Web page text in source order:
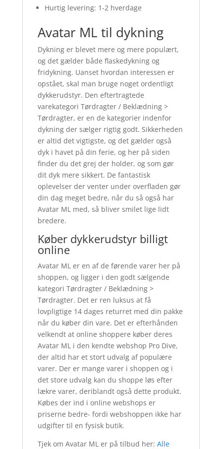
Hurtig levering: 1-2 hverdage
Avatar ML til dykning
Dykning er blevet mere og mere populært,
og det gælder både flaskedykning og
fridykning. Uanset hvordan interessen er
opstået, skal man bruge noget ordentligt
dykkerudstyr. Den eftertragtede
varekategori Tørdragter / Beklædning >
Tørdragter, er en de kategorier indenfor
dykning der sælger rigtig godt. Sikkerheden
er altid det vigtigste, og det gælder også
dyk i havet på din ferie, og her på siden
finder du det grej der holder, og som gør
dit dyk mere sikkert. De fantastisk
oplevelser der venter under overfladen gør
din dag meget bedre, når du så også har
Avatar ML med, så bliver smilet lige lidt
bredere.
Køber dykkerudstyr billigt
online
Avatar ML er en af de førende varer her på
shoppen, og ligger i den godt sælgende
kategori Tørdragter / Beklædning >
Tørdragter. Det er ren luksus at få
lovpligtige 14 dages returret med din pakke
når du køber din vare. Det er efterhånden
velkendt at online shoppere køber deres
Avatar ML i den kendte webshop Pro Dive,
der altid har et stort udvalg af populære
varer. Der er mange varer i shoppen og i
det store udvalg kan du shoppe løs efter
lækre varer, deriblandt også dette produkt.
Købes der ind i online webshops er
priserne bedre- fordi webshoppen ikke har
udgifter til en fysisk butik.
Tjek om Avatar ML er på tilbud her: Alle